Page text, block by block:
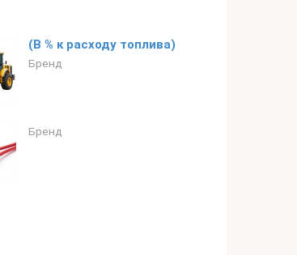
(В % к расходу топлива)
Бренд
Бренд